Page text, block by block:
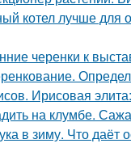
котел лучше
черенки к
Ирисовая
на клумбе.
в зиму. Что даёт